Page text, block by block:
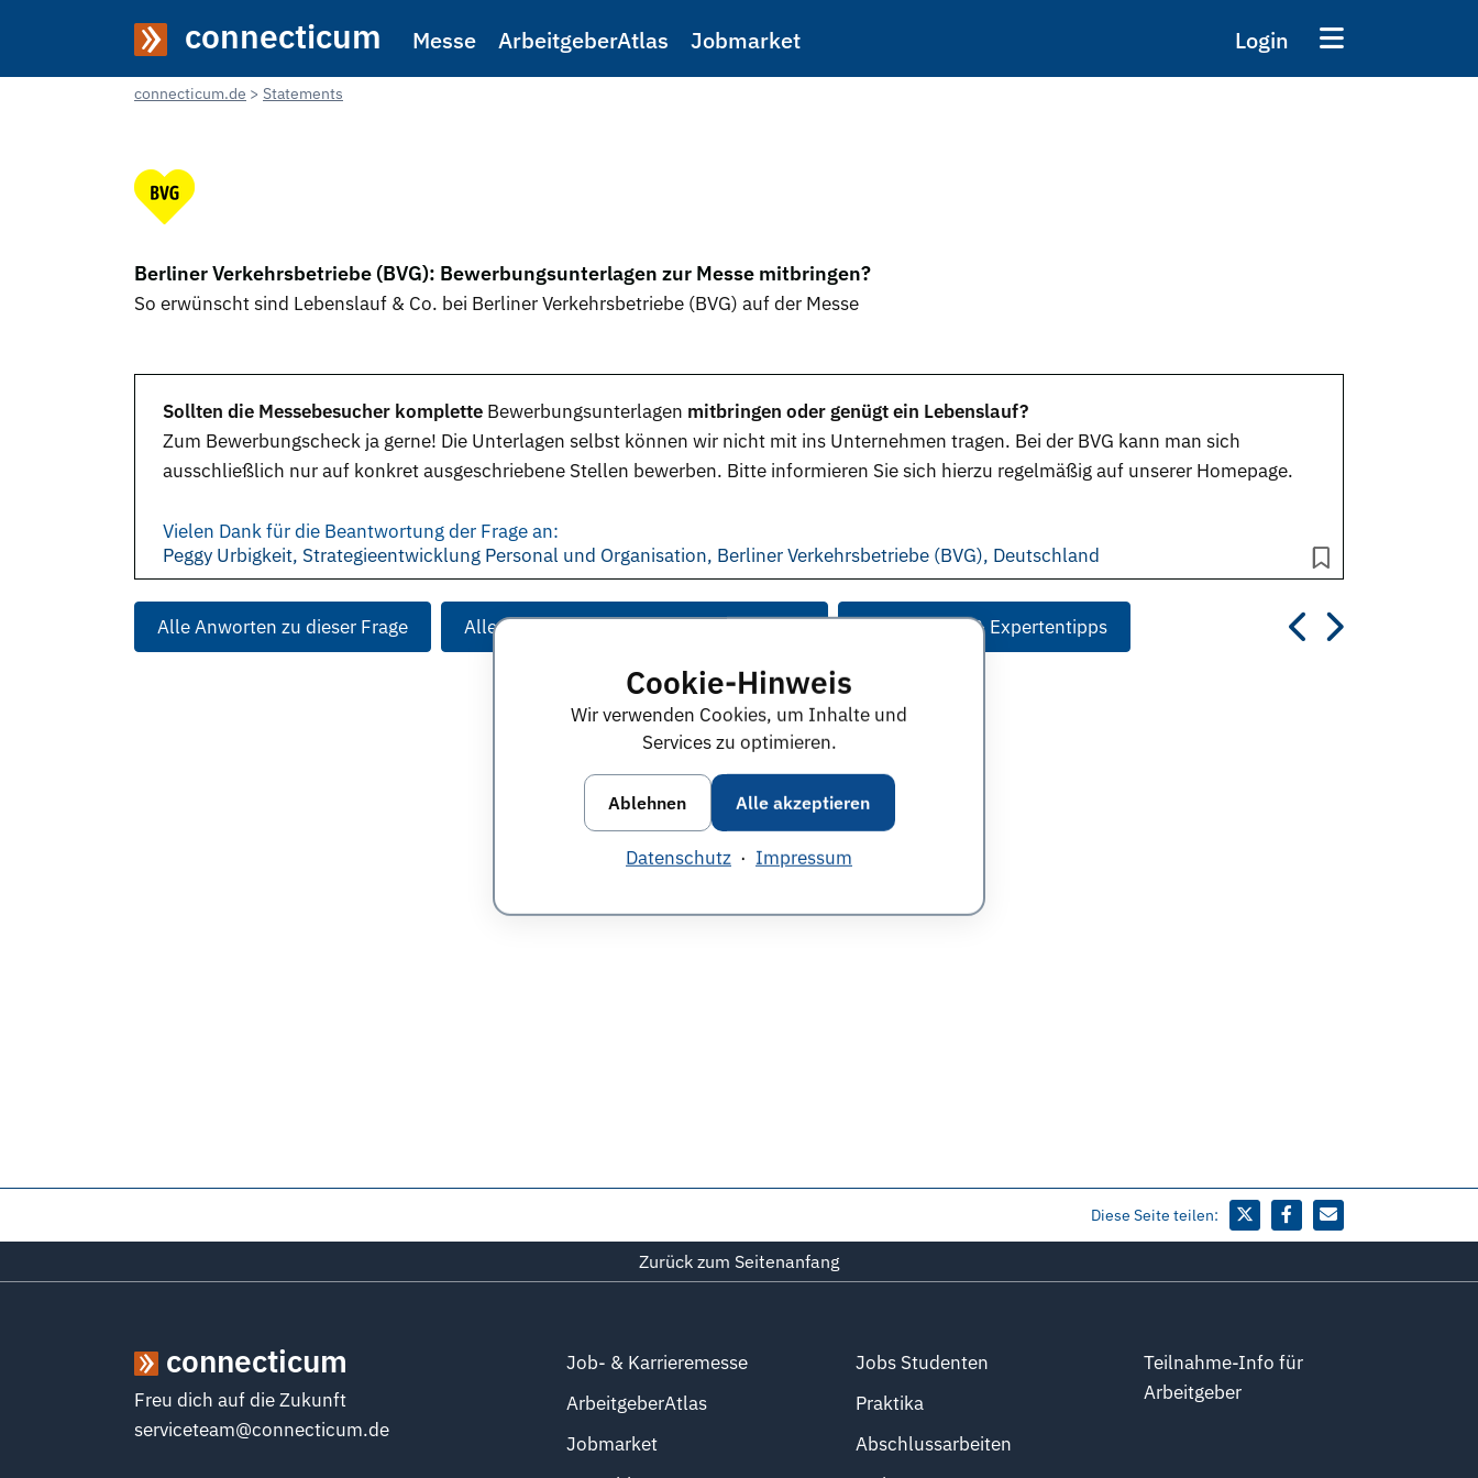
Cookie-Hinweis
Wir verwenden Cookies, um Inhalte und
Services zu optimieren.
Ablehnen Alle akzeptieren
Datenschutz · Impressum
connecticum Messe ArbeitgeberAtlas Jobmarket Login
connecticum.de Statements
Berliner Verkehrsbetriebe (BVG): Bewerbungsunterlagen zur Messe mitbringen?
So erwünscht sind Lebenslauf & Co. bei Berliner Verkehrsbetriebe (BVG) auf der Messe
Sollten die Messebesucher komplette Bewerbungsunterlagen mitbringen oder genügt ein Lebenslauf?
Zum Bewerbungscheck ja gerne! Die Unterlagen selbst können wir nicht mit ins Unternehmen tragen. Bei der BVG kann man sich
ausschließlich nur auf konkretausgeschriebene Stellen bewerben. Bitte informieren Sie sich hierzu regelmäßig auf unserer Homepage.
Vielen Dank für die Beantwortung der Frage an:
Peggy Urbigkeit, Strategieentwicklung Personal und Organisation, Berliner Verkehrsbetriebe (BVG), Deutschland
Alle Anworten zu dieser Frage Alle Anworten von diesem Unternehmen Alle Themen & Expertentipps
Diese Seite teilen:
Zurück zum Seitenanfang
connecticum
Freu dich auf die Zukunft
serviceteam@connecticum.de
Job- & Karrieremesse
ArbeitgeberAtlas
Jobmarket
Jobs Studenten
Praktika
Abschlussarbeiten
Teilnahme-Info für
Arbeitgeber